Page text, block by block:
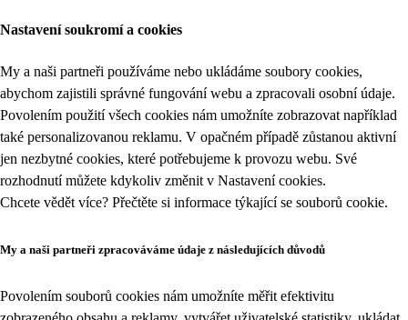
Nastavení soukromí a cookies
My a naši partneři používáme nebo ukládáme soubory cookies,
abychom zajistili správné fungování webu a zpracovali osobní údaje.
Povolením použití všech cookies nám umožníte zobrazovat například
také personalizovanou reklamu. V opačném případě zůstanou aktivní
jen nezbytné cookies, které potřebujeme k provozu webu. Své
rozhodnutí můžete kdykoliv změnit v Nastavení cookies.
Chcete vědět více? Přečtěte si informace týkající se souborů cookie.
My a naši partneři zpracováváme údaje z následujících důvodů
Povolením souborů cookies nám umožníte měřit efektivitu